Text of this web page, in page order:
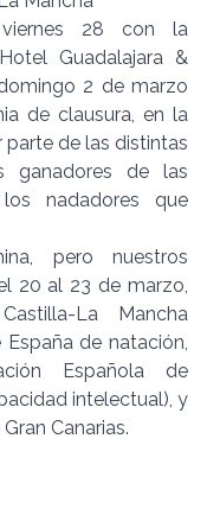
28 con la
Guadalajara &
2 de marzo
de clausura, en la
de las distintas
ganadores de las
nadadores que
pero nuestros
20 al 23 de marzo,
La Mancha
de natación,
Española de
intelectual), y
Canarias.